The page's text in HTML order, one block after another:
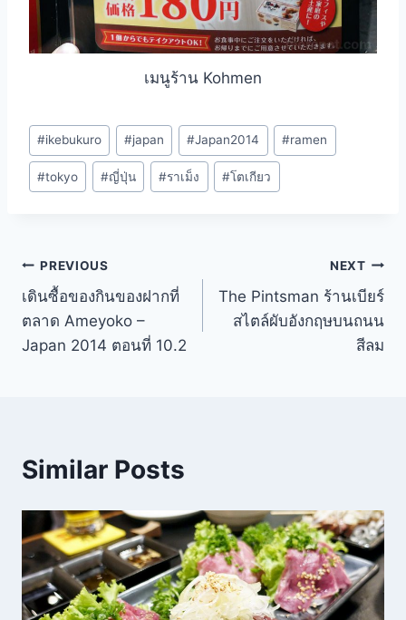
เมนูร้าน Kohmen
Post
Tags:
#ikebukuro #japan #Japan2014 #ramen
#tokyo #ญี่ปุ่น #ราเม็ง #โตเกียว
Post
navigation
PREVIOUS
เดินซื้อของกินของฝากที่
ตลาด Ameyoko –
Japan 2014 ตอนที่ 10.2
NEXT
The Pintsman ร้านเบียร์
สไตล์ผับอังกฤษบนถนน
สีลม
Similar Posts